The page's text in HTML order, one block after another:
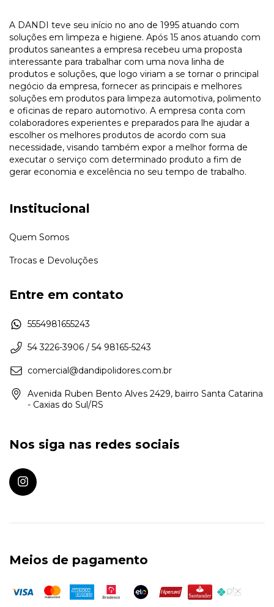
A DANDI teve seu início no ano de 1995 atuando com
soluções em limpeza e higiene. Após 15 anos atuando com
produtos saneantes a empresa recebeu uma proposta
interessante para trabalhar com uma nova linha de
produtos e soluções, que logo viriam a se tornar o principal
negócio da empresa, fornecer as principais e melhores
soluções em produtos para limpeza automotiva, polimento
e oficinas de reparo automotivo. A empresa conta com
colaboradores experientes e preparados para lhe ajudar a
escolher os melhores produtos de acordo com sua
necessidade, visando também expor a melhor forma de
executar o serviço com determinado produto a fim de
gerar economia e excelência no seu tempo de trabalho.
Institucional
Quem Somos
Trocas e Devoluções
Entre em contato
5554981655243
54 3226-3906 / 54 98165-5243
comercial@dandipolidores.com.br
Avenida Ruben Bento Alves 2429, bairro Santa Catarina
- Caxias do Sul/RS
Nos siga nas redes sociais
Meios de pagamento